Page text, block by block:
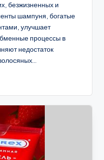
безжизненных и
шампуня, богатые
улучшает
процессы в
недостаток